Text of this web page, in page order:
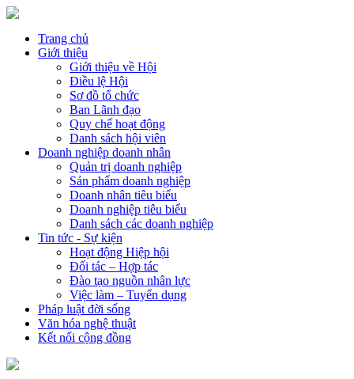
Trang chủ
Giới thiệu
Giới thiệu về Hội
Điều lệ Hội
Sơ đồ tổ chức
Ban Lãnh đạo
Quy chế hoạt động
Danh sách hội viên
Doanh nghiệp doanh nhân
Quản trị doanh nghiệp
Sản phẩm doanh nghiệp
Doanh nhân tiêu biểu
Doanh nghiệp tiêu biểu
Danh sách các doanh nghiệp
Tin tức - Sự kiện
Hoạt động Hiệp hội
Đối tác – Hợp tác
Đào tạo nguồn nhân lực
Việc làm – Tuyển dụng
Pháp luật đời sống
Văn hóa nghệ thuật
Kết nối cộng đồng